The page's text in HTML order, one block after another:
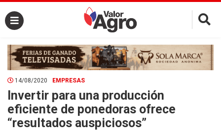
×
14/08/2020 EMPRESAS
Invertir para una producción
eficiente de ponedoras ofrece
“resultados auspiciosos”